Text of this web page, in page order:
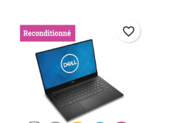
favorite_border